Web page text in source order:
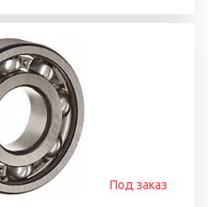
Под заказ